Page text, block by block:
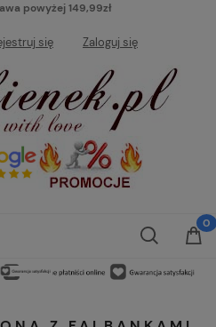
powyżej 149,99zł
się Zaloguj się